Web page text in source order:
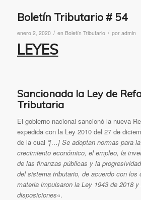
Boletín Tributario # 54
enero 2, 2020 / en Boletín Tributario / por admin
LEYES
Sancionada la Ley de
Tributaria
El gobierno nacional sancionó la nueva
expedida con la Ley 2010 del 27 de
de la cual “[…] Se adoptan normas para
crecimiento económico, el empleo, la
de las finanzas públicas y la
del sistema tributario, de acuerdo con los
materia impulsaron la Ley 1943 de 2018
disposiciones«.